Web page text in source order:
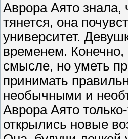
Аврора Аято знала,
тянется, она
университет.
временем.
смысле, но уметь
принимать
необычными и
Аврора Аято
открылись новые